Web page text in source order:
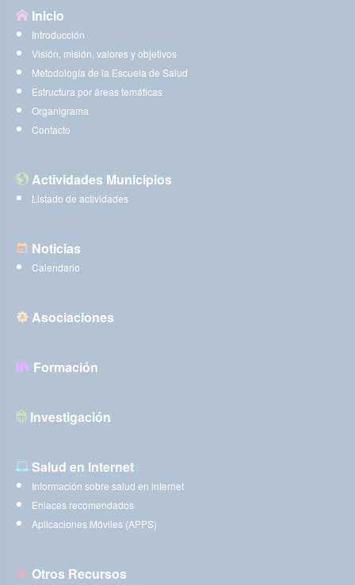
Inicio
Introducción
Visión, misión, valores y objetivos
Metodología de la Escuela de Salud
Estructura por áreas temáticas
Organigrama
Contacto
Actividades Municipios
Listado de actividades
Noticias
Calendario
Asociaciones
Formación
Investigación
Salud en Internet
Información sobre salud en internet
Enlaces recomendados
Aplicaciones Móviles (APPS)
Otros Recursos